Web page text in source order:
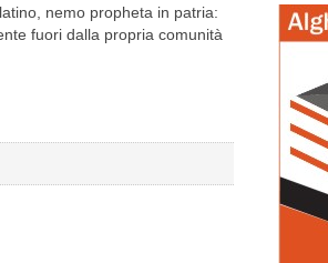
nemo propheta in patria:
fuori dalla propria comunità